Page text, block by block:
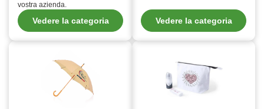
vostra azienda.
Vedere la categoria Vedere la categoria